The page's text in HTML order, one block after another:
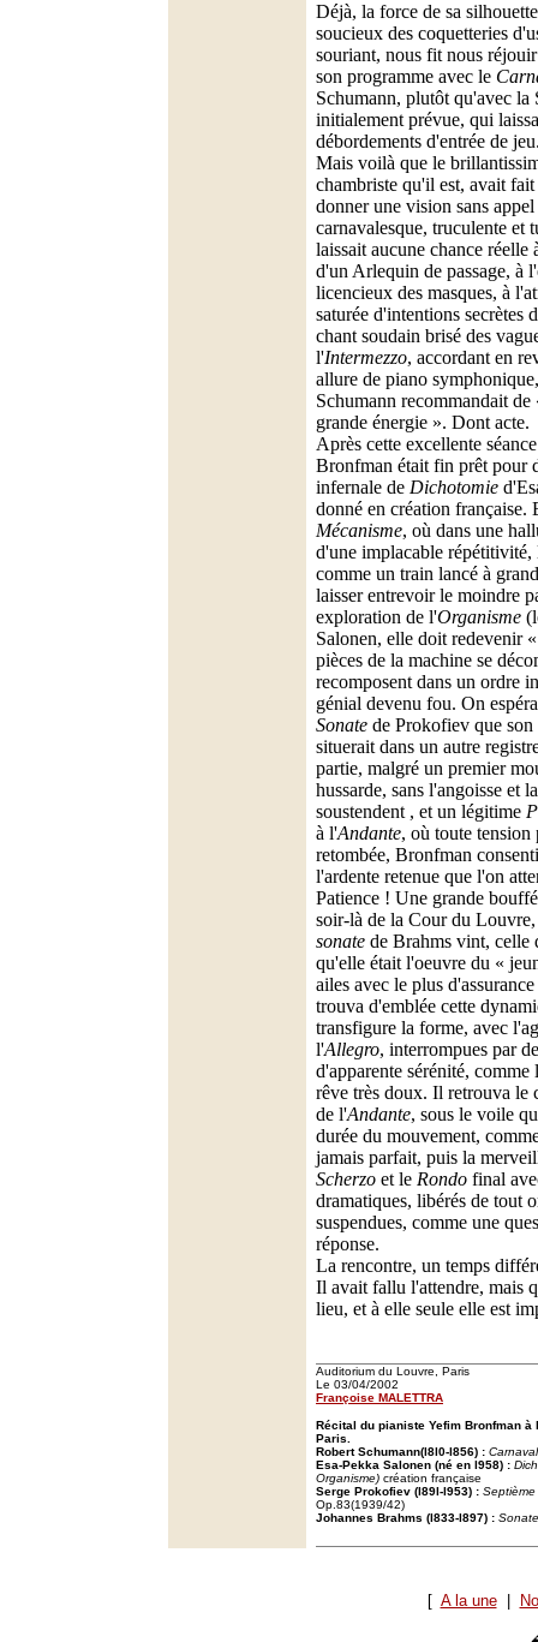
Déjà, la force de sa
soucieux des coquetteries
souriant, nous fit nous
son programme avec le
Schumann, plutôt qu'avec
initialement prévue, qui
débordements d'entrée de
Mais voilà que le
chambriste qu'il est, avait
donner une vision sans
carnavalesque, truculente et
laissait aucune chance réelle
d'un Arlequin de passage, à
licencieux des masques, à
saturée d'intentions secrètes
chant soudain brisé des
l'Intermezzo, accordant en
allure de piano
Schumann recommandait
grande énergie ». Dont acte.
Après cette excellente
Bronfman était fin prêt pour
infernale de Dichotomie
donné en création française.
Mécanisme, où dans une
d'une implacable répétitivité,
comme un train lancé à
laisser entrevoir le moindre
exploration de l'Organisme
Salonen, elle doit redevenir
pièces de la machine se
recomposent dans un ordre
génial devenu fou. On
Sonate de Prokofiev que
situerait dans un autre
partie, malgré un premier
hussarde, sans l'angoisse et
soustendent , et un légitime
à l'Andante, où toute
retombée, Bronfman
l'ardente retenue que l'on
Patience ! Une grande
soir-là de la Cour du
sonate de Brahms vint, celle
qu'elle était l'oeuvre du «
ailes avec le plus
trouva d'emblée cette
transfigure la forme, avec
l'Allegro, interrompues par
d'apparente sérénité, comme
rêve très doux. Il retrouva le
de l'Andante, sous le voile
durée du mouvement,
jamais parfait, puis la
Scherzo et le Rondo final
dramatiques, libérés de tout
suspendues, comme une
réponse.
La rencontre, un temps
Il avait fallu l'attendre, mais
lieu, et à elle seule elle est
Auditorium du Louvre, Paris
Le 03/04/2002
Françoise MALETTRA
Récital du pianiste Yefim Bronfman à
Paris.
Robert Schumann(l8l0-l856) :
Esa-Pekka Salonen (né en l958) :
Organisme) création française
Serge Prokofiev (l89l-l953) :
Op.83(1939/42)
Johannes Brahms (l833-l897) :
[ A la une|